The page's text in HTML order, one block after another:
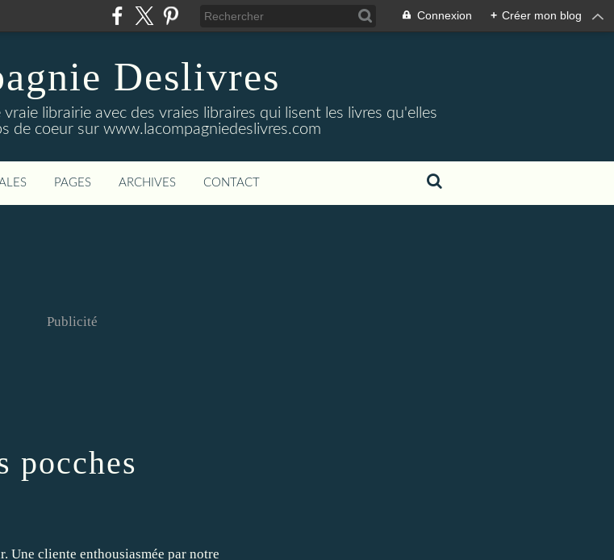
Connexion + Créer mon blog
Deslivres
librairie avec des vraies libraires qui lisent les livres qu'elles
de coeur sur www.lacompagniedeslivres.com
PAGES ARCHIVES CONTACT
Publicité
pocches
Une cliente enthousiasmée par notre